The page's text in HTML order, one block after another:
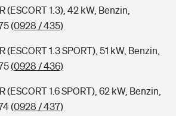
(ESCORT 1.3), 42 kW, Benzin,
(0928 / 435)
(ESCORT 1.3 SPORT), 51 kW, Benzin,
(0928 / 436)
(ESCORT 1.6 SPORT), 62 kW, Benzin,
(0928 / 437)